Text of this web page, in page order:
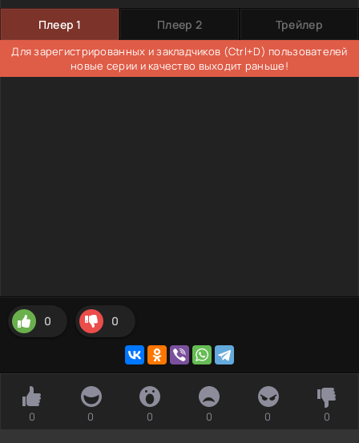
Плеер 1 Плеер 2 Трейлер
Для зарегистрированных и закладчиков (Ctrl+D) пользователей
новые серии и качество выходит раньше!
0 0
0 0 0 0 0 0